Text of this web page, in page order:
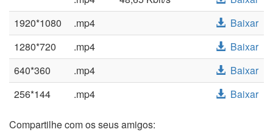
1920*1080
.mp4
Baixar
1280*720
.mp4
Baixar
640*360
.mp4
Baixar
256*144
.mp4 Baixar
Compartilhe com os seus amigos: